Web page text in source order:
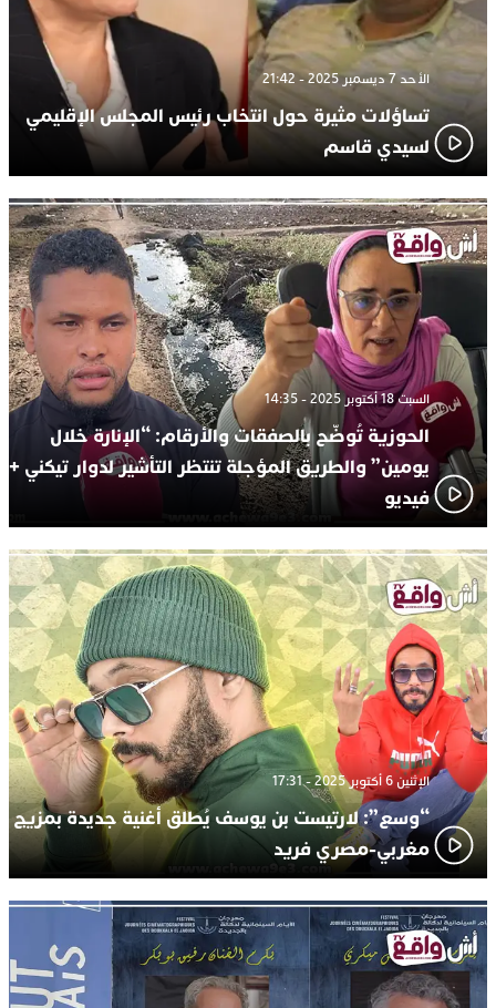
الأحد 7 ديسمبر 2025 - 21:42
تساؤلات مثيرة حول انتخاب رئيس المجلس الإقليمي
لسيدي قاسم
السبت 18 أكتوبر 2025 - 14:35
الحوزية تُوضّح بالصفقات والأرقام: “الإنارة خلال
يومين” والطريق المؤجلة تنتظر التأشير لدوار تيكني +
فيديو
الإثنين 6 أكتوبر 2025 - 17:31
“وسع”: لارتيست بن يوسف يُطلق أغنية جديدة بمزيج
مغربي-مصري فريد